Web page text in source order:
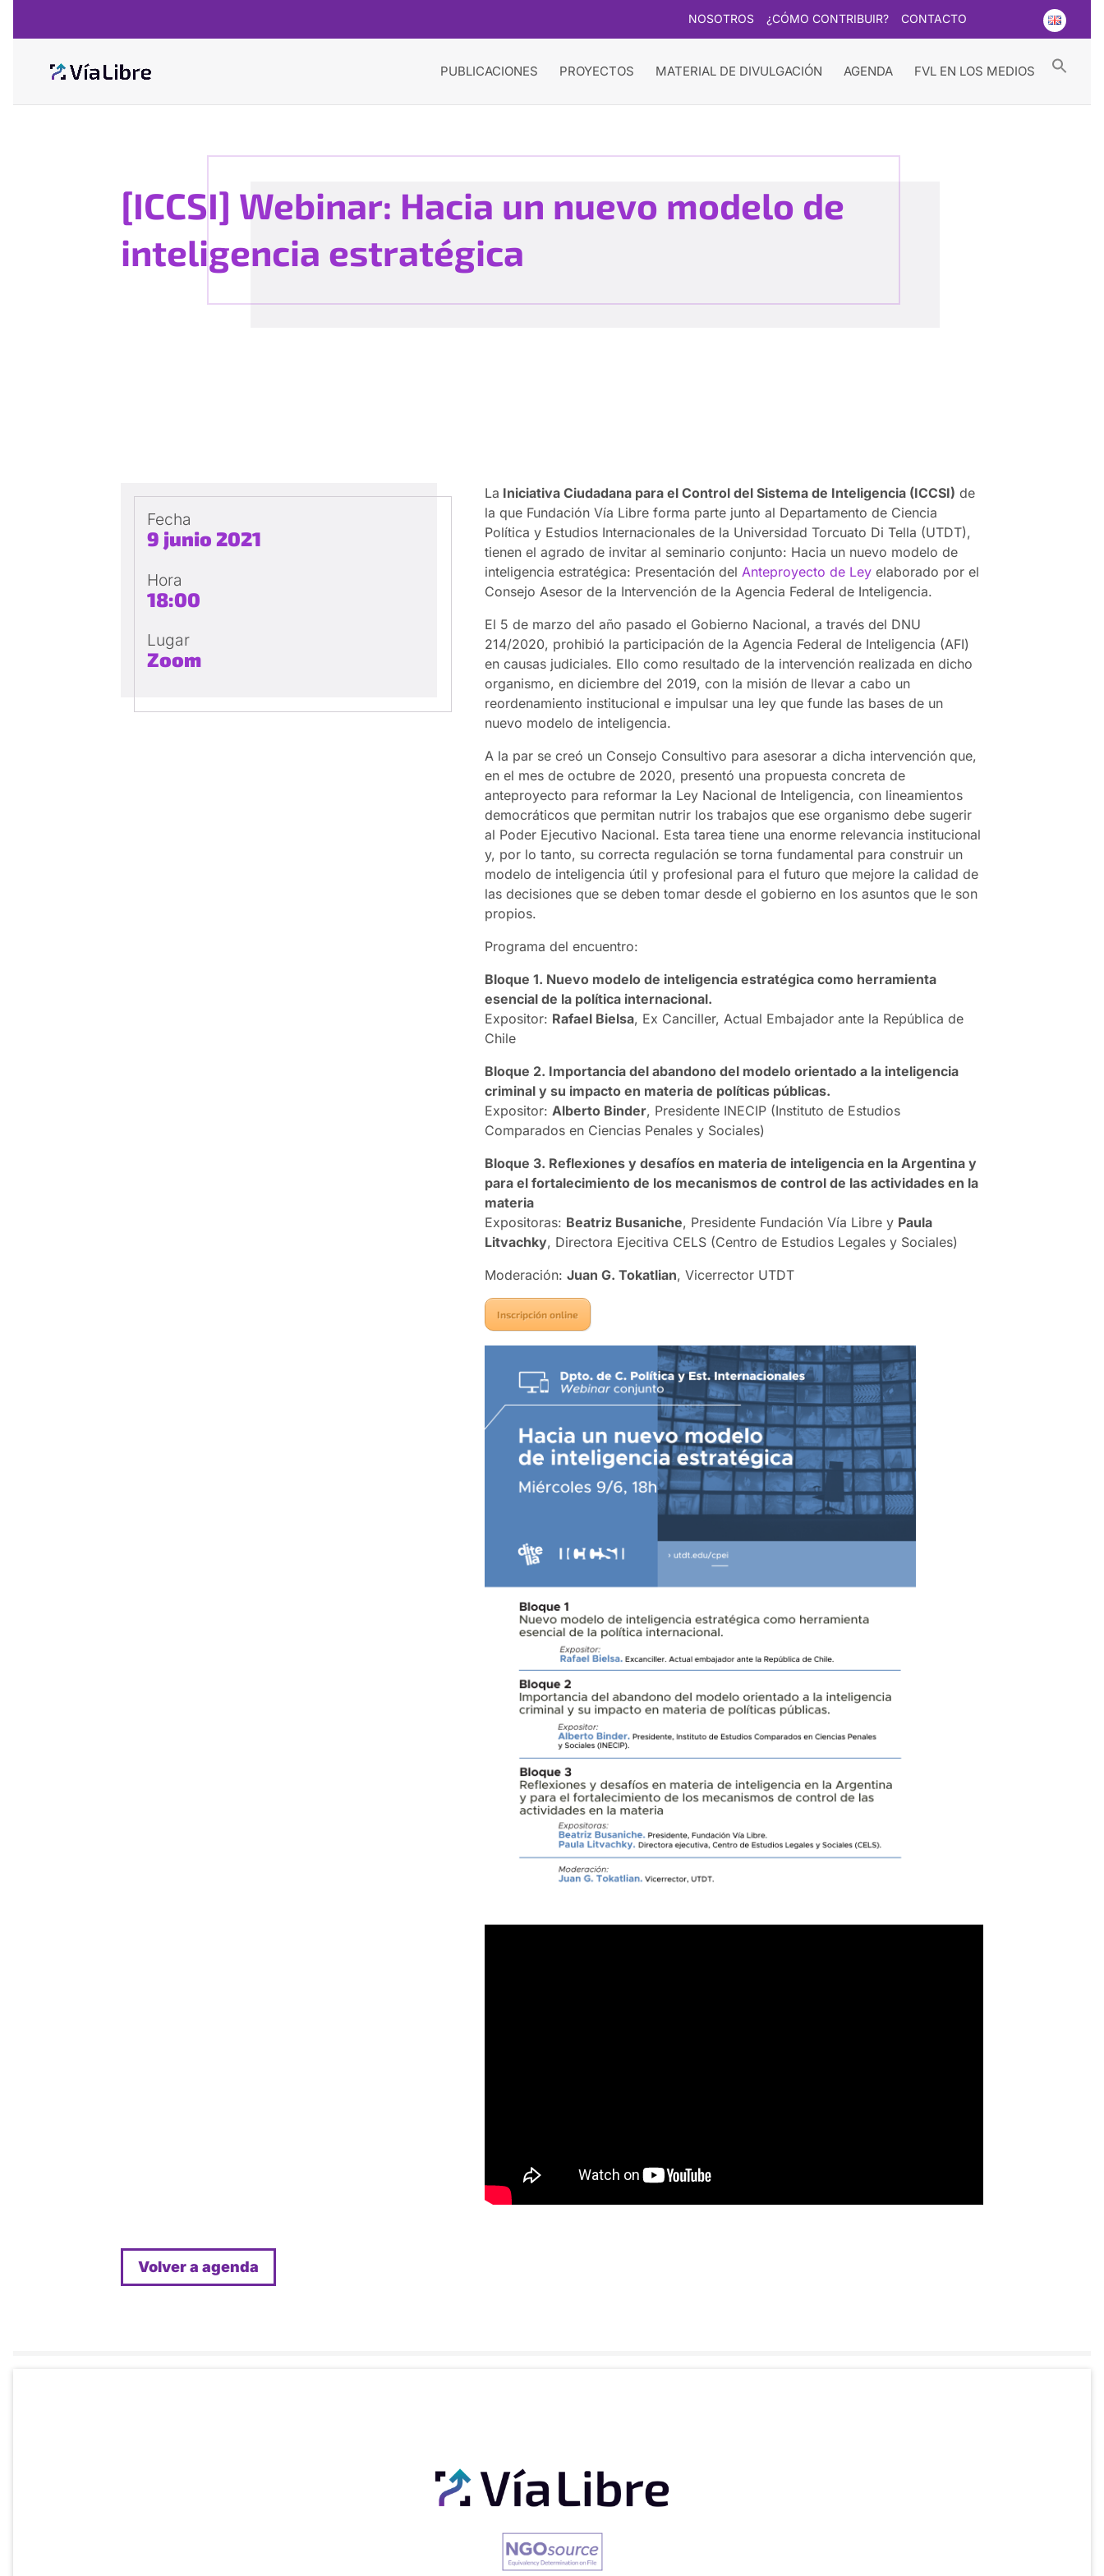
NOSOTROS ¿CÓMO CONTRIBUIR? CONTACTO
PUBLICACIONES PROYECTOS MATERIAL DE DIVULGACIÓN AGENDA FVL EN LOS MEDIOS
[ICCSI] Webinar: Hacia un nuevo modelo de
inteligencia estratégica
Fecha
9 junio 2021
Hora
18:00
Lugar
Zoom
La Iniciativa Ciudadana para el Control del Sistema de Inteligencia (ICCSI) de
la que Fundación Vía Libre forma parte junto al Departamento de Ciencia
Política y Estudios Internacionales de la Universidad Torcuato Di Tella (UTDT),
tienen el agrado de invitar al seminario conjunto: Hacia un nuevo modelo de
inteligencia estratégica: Presentación delAnteproyecto de Ley elaborado por el
Consejo Asesor de la Intervención de la Agencia Federal de Inteligencia.
El 5 de marzo del año pasado el Gobierno Nacional, a través del DNU
214/2020, prohibió la participación de la Agencia Federal de Inteligencia (AFI)
en causas judiciales. Ello como resultado de la intervención realizada en dicho
organismo, en diciembre del 2019, con la misión de llevar a cabo un
reordenamiento institucional e impulsar una ley que funde las bases de un
nuevo modelo de inteligencia.
A la par se creó un Consejo Consultivo para asesorar a dicha intervención que,
en el mes de octubre de 2020, presentó una propuesta concreta de
anteproyecto para reformar la Ley Nacional de Inteligencia, con lineamientos
democráticos que permitan nutrir los trabajos que ese organismo debe sugerir
al Poder Ejecutivo Nacional. Esta tarea tiene una enorme relevancia institucional
y, por lo tanto, su correcta regulación se torna fundamental para construir un
modelo de inteligencia útil y profesional para el futuro que mejore la calidad de
las decisiones que se deben tomar desde el gobierno en los asuntos que le son
propios.
Programa del encuentro:
Bloque 1. Nuevo modelo de inteligencia estratégica como herramienta
esencial de la política internacional.
Expositor: Rafael Bielsa, Ex Canciller, Actual Embajador ante la República de
Chile
Bloque 2. Importancia del abandono del modelo orientado a la inteligencia
criminal y su impacto en materia de políticas públicas.
Expositor:Alberto Binder, Presidente INECIP (Instituto de Estudios
Comparados en Ciencias Penales y Sociales)
Bloque 3. Reflexiones y desafíos en materia de inteligencia en la Argentina y
para el fortalecimiento de los mecanismos de control de las actividades en la
materia
Expositoras: Beatriz Busaniche, Presidente Fundación Vía Libre y Paula
Litvachky, Directora Ejecitiva CELS (Centro de Estudios Legales y Sociales)
Moderación:Juan G. Tokatlian, Vicerrector UTDT
Inscripción online
Volver a agenda